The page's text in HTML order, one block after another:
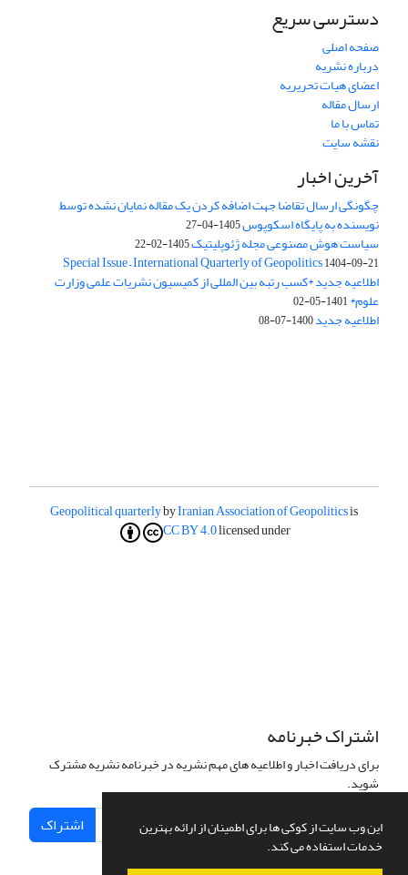
این وب سایت از کوکی ها برای اطمینان از ارائه بهترین
خدمات استفاده می کند.
دسترسی سریع
صفحه اصلی
درباره نشریه
اعضای هیات تحریریه
ارسال مقاله
تماس با ما
نقشه سایت
آخرین اخبار
چگونگی ارسال تقاضا جهت اضافه کردن یک مقاله نمایان نشده توسط
نویسنده به پایگاه اسکوپوس1405-04-27
سیاست هوش مصنوعی مجله ژئوپلیتیک1405-02-22
Special Issue – International Quarterly of Geopolitics1404-09-21
اطلاعیه جدید *کسب رتبه بین المللی از کمیسیون نشریات علمی وزارت
علوم*1401-05-02
اطلاعیه جدید1400-07-08
Geopolitical quarterlybyIranian Association of Geopoliticsis
licensed under
CC BY 4.0
اشتراک خبرنامه
برای دریافت اخبار و اطلاعیه های مهم نشریه در خبرنامه نشریه مشترک
شوید.
اشتراک